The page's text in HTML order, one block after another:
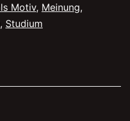
Motiv, Meinung,
, Studium